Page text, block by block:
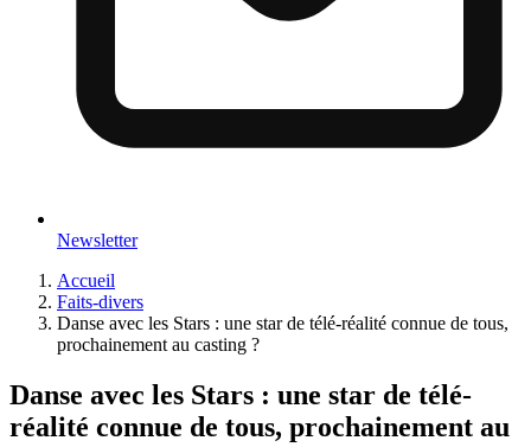
Newsletter
Accueil
Faits-divers
Danse avec les Stars : une star de télé-réalité connue de tous,
prochainement au casting ?
Danse avec les Stars : une star de télé-
réalité connue de tous, prochainement au